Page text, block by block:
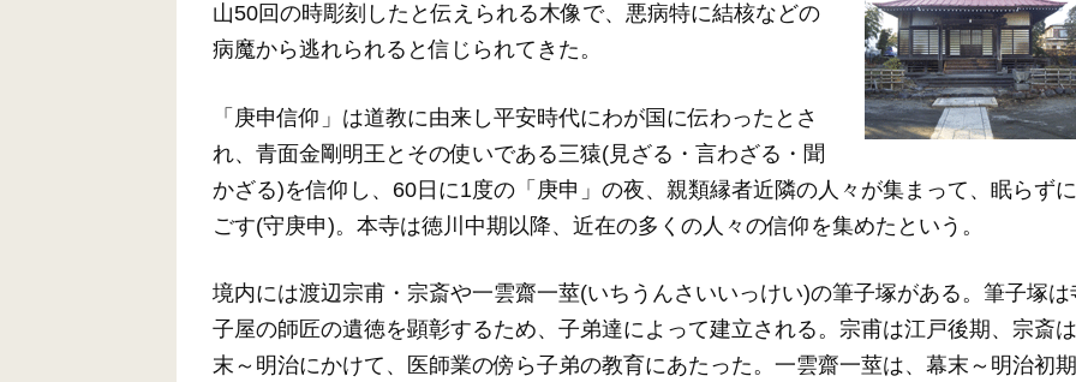
山50回の時彫刻したと伝えられる木像で、悪病特に結核などの
病魔から逃れられると信じられてきた。
「庚申信仰」は道教に由来し平安時代にわが国に伝わったとさ
れ、青面金剛明王とその使いである三猿(見ざる・言わざる・聞
かざる)を信仰し、60日に1度の「庚申」の夜、親類縁者近隣の人々が集まって、眠らず
ごす(守庚申)。本寺は徳川中期以降、近在の多くの人々の信仰を集めたという。
境内には渡辺宗甫・宗斎や一雲齋一莖(いちうんさいいっけい)の筆子塚がある。筆子塚は
子屋の師匠の遺徳を顕彰するため、子弟達によって建立される。宗甫は江戸後期、宗斎
末～明治にかけて、医師業の傍ら子弟の教育にあたった。一雲齋一莖は、幕末～明治初